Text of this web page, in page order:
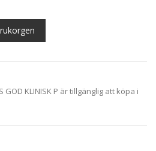
GOD KLINISK P är tillgänglig att köpa i